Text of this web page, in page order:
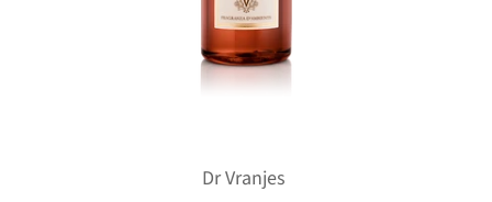
Dr Vranjes